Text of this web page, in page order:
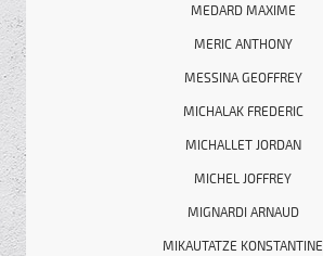
MEDARD MAXIME
MERIC ANTHONY
MESSINA GEOFFREY
MICHALAK FREDERIC
MICHALLET JORDAN
MICHEL JOFFREY
MIGNARDI ARNAUD
MIKAUTATZE KONSTANTINE